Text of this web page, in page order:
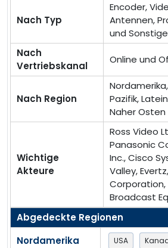
Nach Typ
Encoder,
Antennen,
und
Nach
Vertriebskanal
Online und
Nach Region
Pazifik,
Naher Osten
Wichtige
Akteure
Ross Video
Panasonic
Inc., Cisco
Valley,
Corporation,
Broadcast
Abgedeckte Regionen
Nordamerika
USA